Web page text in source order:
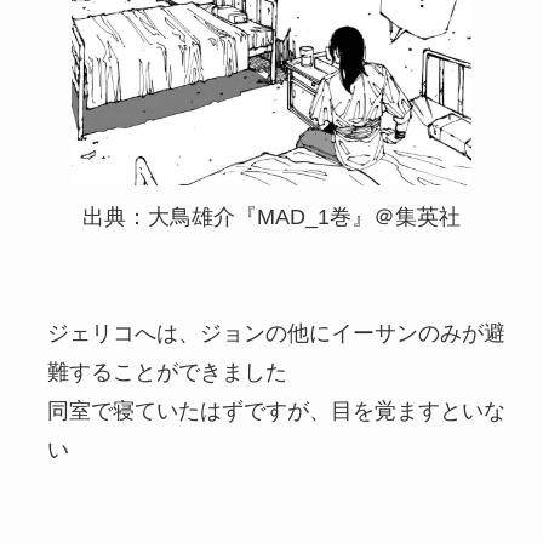
出典：大鳥雄介『MAD_1巻』＠集英社
ジェリコへは、ジョンの他にイーサンのみが避
難することができました
同室で寝ていたはずですが、目を覚ますといな
い